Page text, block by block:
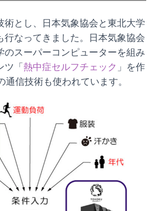
術とし、日本気象協会と東北大学
行なってきました。日本気象協会
のスーパーコンピューターを組み
ツ 「 熱中症セルフチェック 」
を作
通信技術も使われています。